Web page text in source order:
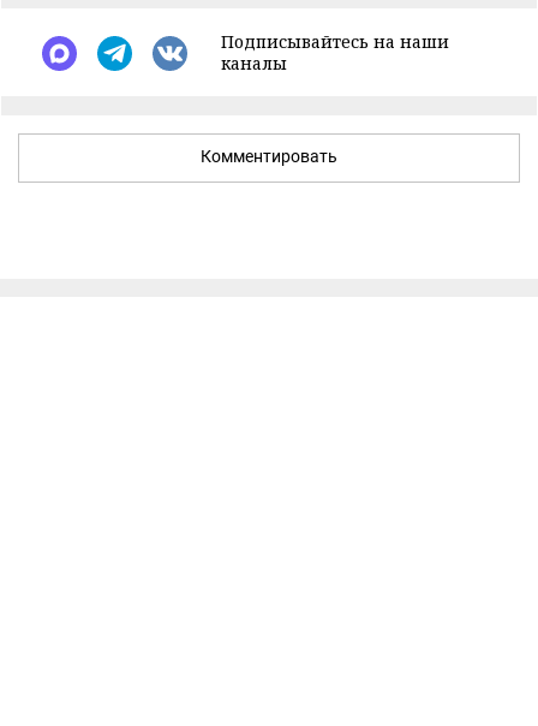
Подписывайтесь на наши
каналы
Комментировать